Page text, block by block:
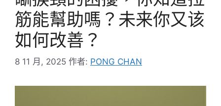
筋能幫助嗎？未来你又该
如何改善？
8 11 月, 2025 作者: PONG CHAN